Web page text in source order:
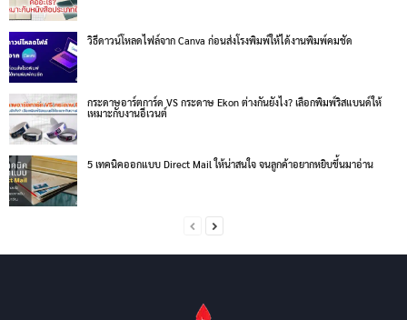
วิธีดาวน์โหลดไฟล์จาก Canva ก่อนส่งโรงพิมพ์ให้ได้งานพิมพ์คมชัด
กระดาษอาร์ตการ์ด VS กระดาษ Ekon ต่างกันยังไง? เลือกพิมพ์ริสแบนด์ให้
เหมาะกับงานอีเวนต์
5 เทคนิคออกแบบ Direct Mail ให้น่าสนใจ จนลูกค้าอยากหยิบขึ้นมาอ่าน